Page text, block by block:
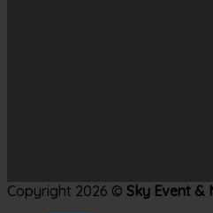
Copyright 2026 © Sky Event &